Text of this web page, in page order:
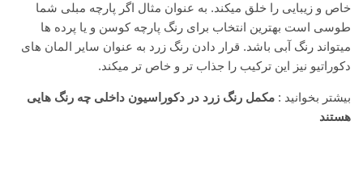
خاص و زیبایی را خلق میکند. به عنوان مثال اگر پارچه مبلی شما
طوسی است بهترین انتخاب برای رنگ پارچه کوسن و یا پرده ها
میتواند رنگ آبی باشد. قرار دادن رنگ زرد به عنوان سایر المان های
دکوراتیو نیز این ترکیب را جذاب تر و خاص تر میکند.
بیشتر بخوانید : مکمل رنگ زرد در دکوراسیون داخلی چه رنگ هایی
هستند